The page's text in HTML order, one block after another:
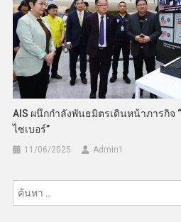
AIS ผนึกกำลังพันธมิตรเดินหน้าภารกิจ
ไซเบอร์”
11/06/2025 Admin​1